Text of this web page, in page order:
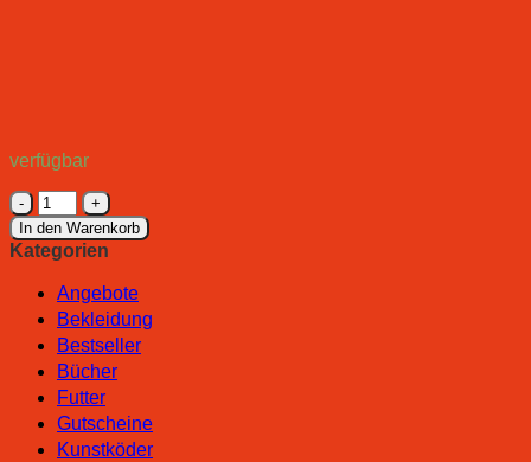
verfügbar
Sänger
Uni
Cat
Tasche
Treasure
Chest
XXL
Menge
In den Warenkorb
Kategorien
Angebote
Bekleidung
Bestseller
Bücher
Futter
Gutscheine
Kunstköder